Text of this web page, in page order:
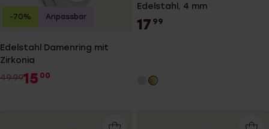
Edelstahl Damenring mit
Zirkonia
49.9915 00
-70% Anpassbar
Edelstahl, 4 mm
17 99